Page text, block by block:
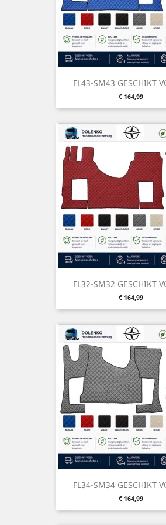
FL43-SM43 GESCHIKT
Prijs
€ 164,99
FL32-SM32 GESCHIKT
Prijs
€ 164,99
FL34-SM34 GESCHIKT
Prijs
€ 164,99